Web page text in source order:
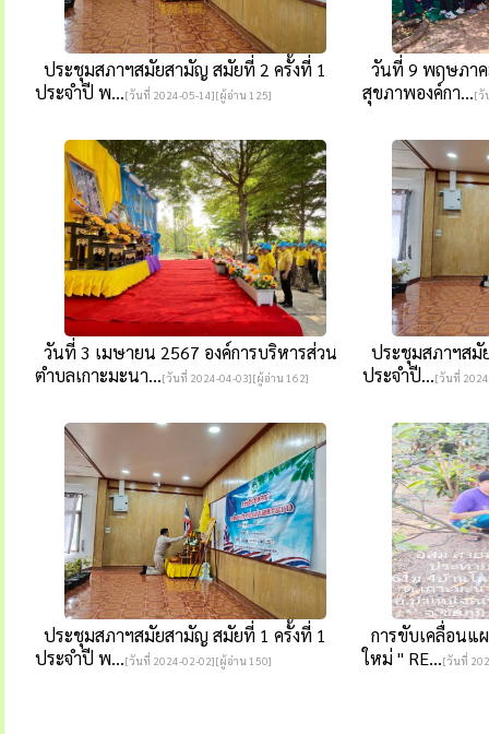
ประชุมสภาฯสมัยสามัญ สมัยที่ 2 ครั้งที่ 1
ประจำปี พ...[วันที่ 2024-05-14][ผู้อ่าน 125]
วันที่ 9 พฤษภา
สุขภาพองค์กา...[วั
วันที่ 3 เมษายน 2567 องค์การบริหารส่วน
ตำบลเกาะมะนา...[วันที่ 2024-04-03][ผู้อ่าน 162]
ประชุมสภาฯสมั
ประจำปี...[วันที่
ประชุมสภาฯสมัยสามัญ สมัยที่ 1 ครั้งที่ 1
ประจำปี พ...[วันที่ 2024-02-02][ผู้อ่าน 150]
การขับเคลื่อนแ
ใหม่ " RE...[วันที่